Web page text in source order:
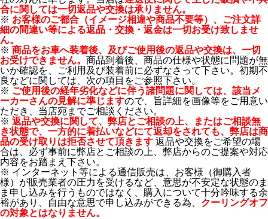
合に関しては一切返品や交換は承りません。
※ お客様のご都合（イメージ相違や商品不要等）、ご注文詳
細の間違い等による返品・交換・返金は一切お受け致しませ
ん。
※ 商品をお車へ装着後、及びご使用後の返品や交換は、一切
お受けできません。 商品到着後、商品の仕様や状態に問題が無
いか確認を、ご利用及び装着前に必ずなさって下さい。初期不
良などに関しては、次の項目をご参照下さい。
※ ご使用後の経年劣化などに伴う諸問題に関しては、該当メ
ーカーさんの見解に準じますので、旨詳細を画像等をご用意い
ただき、当店宛までご相談ください。
※ 返品や交換に関して、弊店とご相談の上、またはご相談無
き状態で、一方的に着払いなどにて返却をされても、弊店は商
品の受け取りは拒否させて頂きます 返品や交換をご希望の場
合は、必ず事前に弊店とご相談の上、弊店からのご提案や対応
内容をお踏まえ下さい。
※ インターネット等による通信販売は、お客様（御購入者
様）が販売業者の圧力を受けるなど、意思が不安定な状態のま
ま申し込みを行うものではなく、購入について十分吟味する余
裕があり、自由な意思で申し込みができる為、 クーリングオフ
の対象とはなりません。